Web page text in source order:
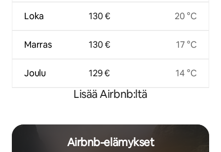
Loka
Marras
Joulu
130 €
130 €
129 €
20 °C
17 °C
14 °C
Lisää Airbnb:ltä
Airbnb-elämykset